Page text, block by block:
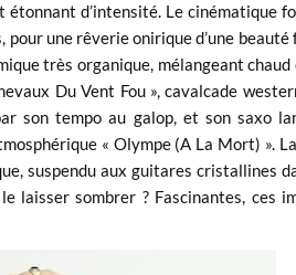
d’intensité. Le cinématique
une rêverie onirique d’une beauté
très organique, mélangeant
Du Vent Fou », cavalcade
son tempo au galop, et son saxo
« Olympe (A La Mort) ».
suspendu aux guitares cristallines
laisser sombrer ? Fascinantes, ces